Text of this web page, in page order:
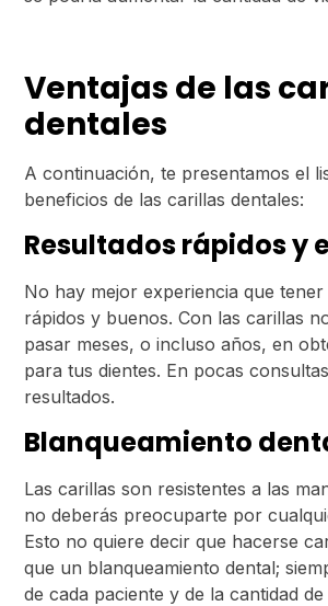
Ventajas de las
dentales
A continuación, te presentamos el
beneficios de las carillas dentales:
Resultados rápidos y
No hay mejor experiencia que tener
rápidos y buenos. Con las carillas
pasar meses, o incluso años, en
para tus dientes. En pocas
resultados.
Blanqueamiento
Las carillas son resistentes a las
no deberás preocuparte por
Esto no quiere decir que hacerse
que un blanqueamiento dental;
de cada paciente y de la cantidad